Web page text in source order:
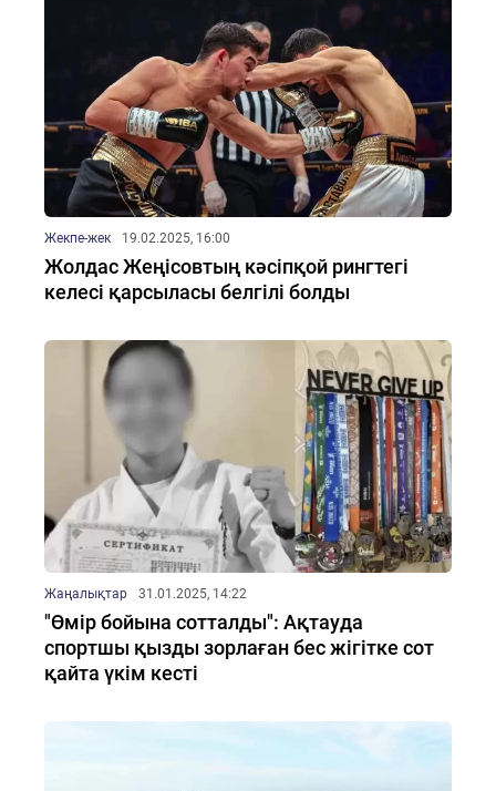
Жекпе-жек 19.02.2025, 16:00
Жолдас Жеңісовтың кәсіпқой рингтегі
келесі қарсыласы белгілі болды
Жаңалықтар 31.01.2025, 14:22
"Өмір бойына сотталды": Ақтауда
спортшы қызды зорлаған бес жігітке сот
қайта үкім кесті